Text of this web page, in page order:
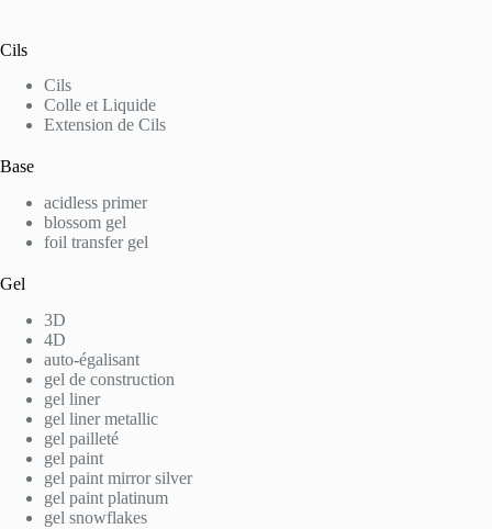
Cils
Cils
Colle et Liquide
Extension de Cils
Base
acidless primer
blossom gel
foil transfer gel
Gel
3D
4D
auto-égalisant
gel de construction
gel liner
gel liner metallic
gel pailleté
gel paint
gel paint mirror silver
gel paint platinum
gel snowflakes